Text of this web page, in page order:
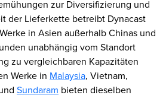
zur Diversifizierung und
der Lieferkette betreibt Dynacast
in Asien außerhalb Chinas und
unabhängig vom Standort
zu vergleichbaren Kapazitäten
Werke in Malaysia, Vietnam,
Sundaram bieten dieselben